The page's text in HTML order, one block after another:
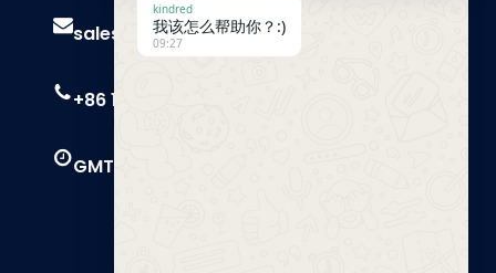
sales@trust-freight.com
+86 186 6503 8749
GMT+8 9 AM – 6 PM
kindred
我该怎么帮助你？:)
09:27